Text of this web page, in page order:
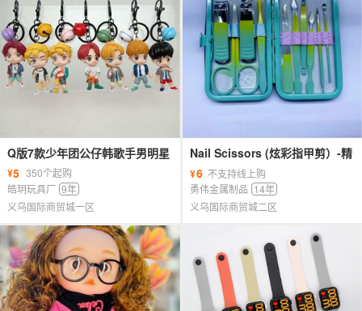
Q版7款少年团公仔韩歌手男明星
偶像模型手办扭蛋娃娃机钥匙扣
挂件
¥5 350个起购
皓玥玩具厂 9年
义乌国际商贸城一区
Nail Scissors (炫彩指甲剪）-精
品7件套、9件套、10件套、12件
套
¥6 不支持线上购
勇伟金属制品 14年
义乌国际商贸城二区